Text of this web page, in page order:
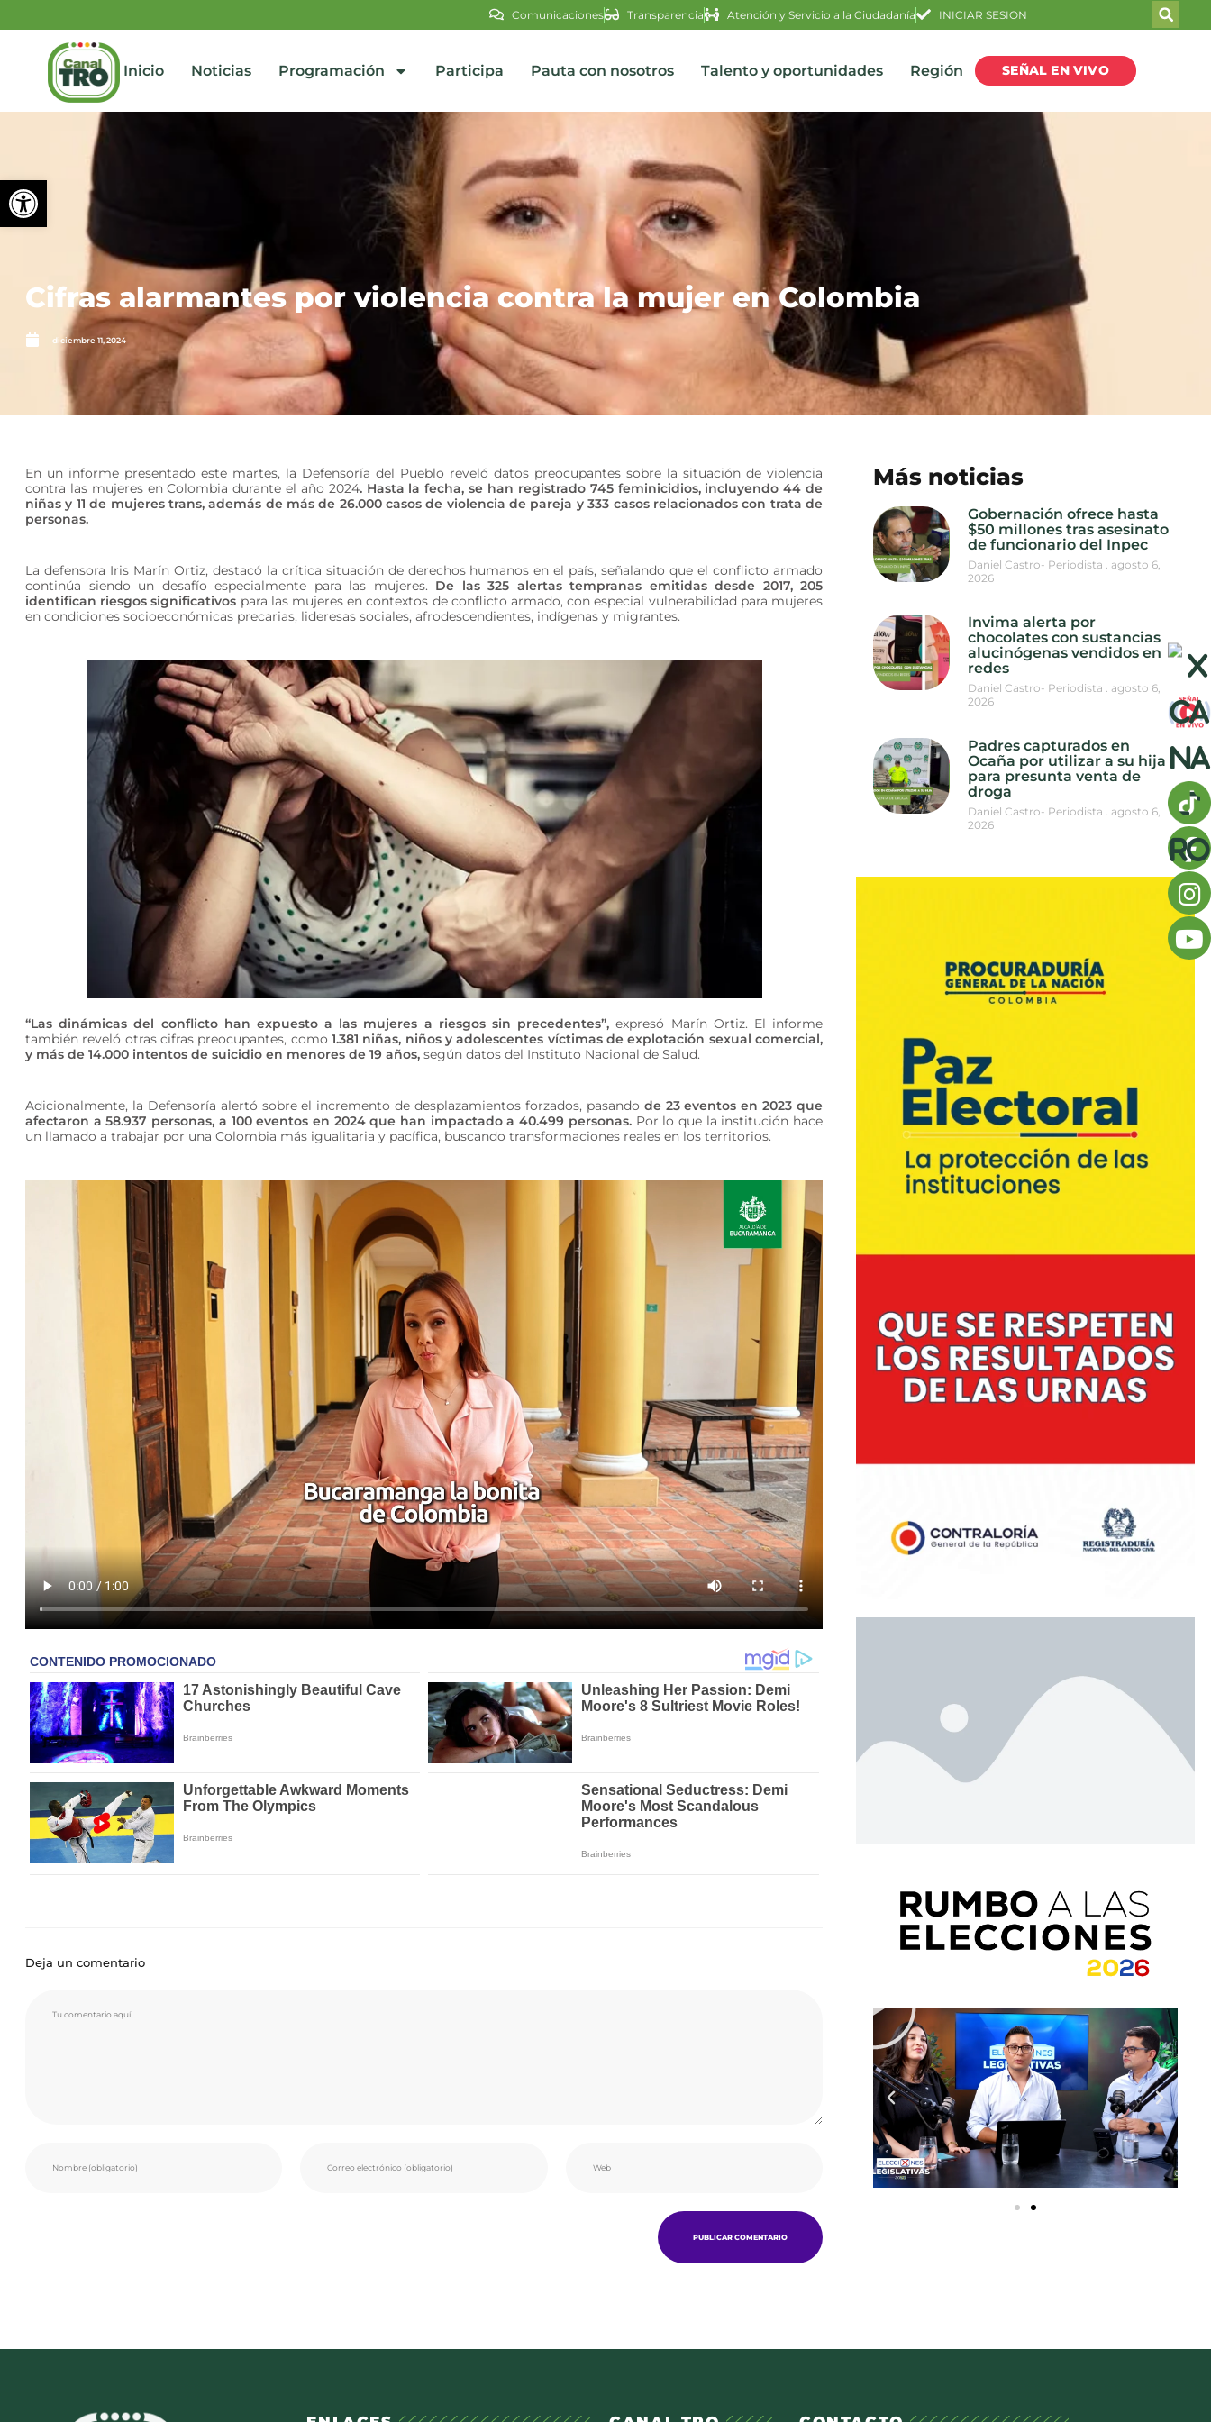
Abrir barra de herramientas
Comunicaciones Transparencia Atención y Servicio a la Ciudadanía INICIAR SESION
Inicio Noticias Programación Participa Pauta con nosotros Talento y oportunidades Región SEÑAL EN VIVO
Cifras alarmantes por violencia contra la mujer en Colombia
diciembre 11, 2024
En un informe presentado este martes, la Defensoría del Pueblo reveló datos preocupantes sobre la situación de violencia
contra las mujeres en Colombia durante el año 2024. Hasta la fecha, se han registrado 745 feminicidios, incluyendo 44 de
niñas y 11 de mujeres trans, además de más de 26.000 casos de violencia de pareja y 333 casos relacionados con trata de
personas.
La defensora Iris Marín Ortiz, destacó la crítica situación de derechos humanos en el país, señalando que el conflicto armado
continúa siendo un desafío especialmente para las mujeres. De las 325 alertas tempranas emitidas desde 2017, 205
identifican riesgos significativos para las mujeres en contextos de conflicto armado, con especial vulnerabilidad para mujeres
en condiciones socioeconómicas precarias, lideresas sociales, afrodescendientes, indígenas y migrantes.
“Las dinámicas del conflicto han expuesto a las mujeres a riesgos sin precedentes”,expresó Marín Ortiz. El informe
también reveló otras cifras preocupantes, como1.381 niñas, niños y adolescentes víctimas de explotación sexual comercial,
y más de 14.000 intentos de suicidio en menores de 19 años, según datos del Instituto Nacional de Salud.
Adicionalmente, la Defensoría alertó sobre el incremento de desplazamientos forzados, pasando de 23 eventos en 2023 que
afectaron a 58.937 personas, a 100 eventos en 2024 que han impactado a 40.499 personas.Por lo que la institución hace
un llamado a trabajar por una Colombia más igualitaria y pacífica, buscando transformaciones reales en los territorios.
Deja un comentario
Más noticias
Gobernación ofrece hasta
$50 millones tras asesinato
de funcionario del Inpec
Daniel Castro- Periodista
agosto 6,
2026
Invima alerta por
chocolates con sustancias
alucinógenas vendidos en
redes
Daniel Castro- Periodista
agosto 6,
2026
Padres capturados en
Ocaña por utilizar a su hija
para presunta venta de
droga
Daniel Castro- Periodista
agosto 6,
2026